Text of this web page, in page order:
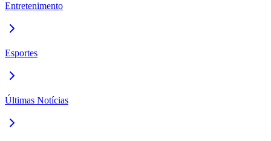
Entretenimento
Esportes
Últimas Notícias